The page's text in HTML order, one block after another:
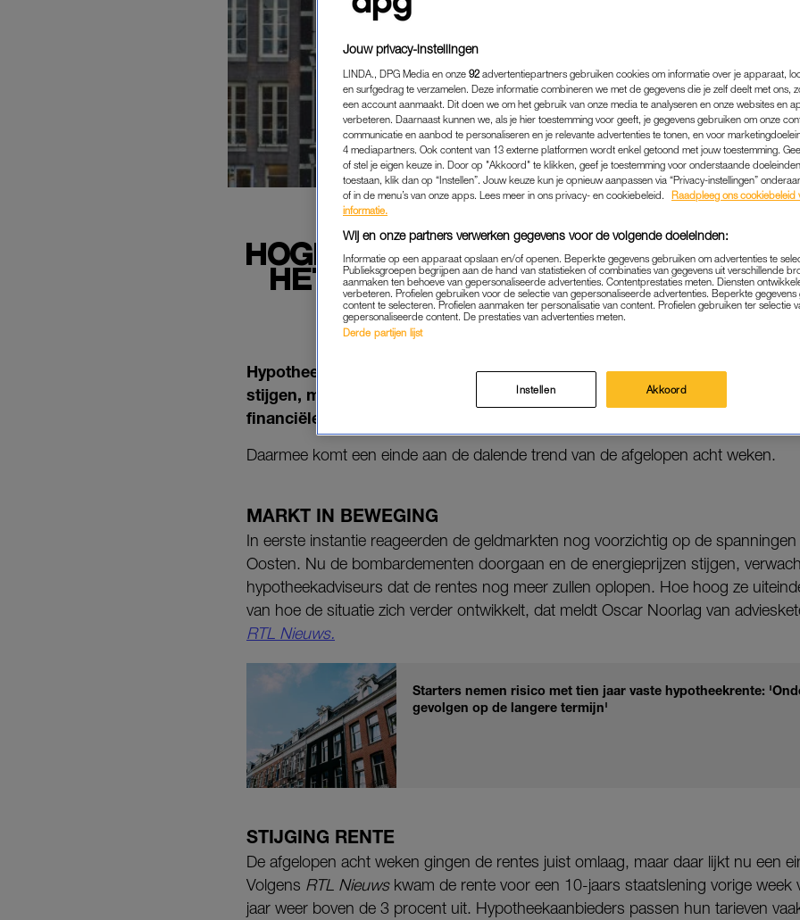
HOGERE HYPOTHEEKRENTE DOOR
HET MIDDEN-OOSTEN: HUIS
DUURDER
Hypotheekadviseurs verwachten dat de hypotheekrentes de komende
stijgen, meldt
. De oorlog in het Midden-Oosten zorgt voor
financiële markten.
Daarmee komt een einde aan de dalende trend van de afgelopen acht weken.
MARKT IN BEWEGING
In eerste instantie reageerden de geldmarkten nog voorzichtig op de
Oosten. Nu de bombardementen doorgaan en de energieprijzen stijgen,
hypotheekadviseurs dat de rentes nog meer zullen oplopen. Hoe hoog ze
van hoe de situatie zich verder ontwikkelt, dat meldt Oscar Noorlag van
RTL Nieuws.
Starters nemen risico met tien jaar vaste hypotheekrente:
gevolgen op de langere termijn'
STIJGING RENTE
De afgelopen acht weken gingen de rentes juist omlaag, maar daar lijkt nu een
Volgens RTL Nieuwskwam de rente voor een 10-jaars staatslening vorige week
jaar weer boven de 3 procent uit. Hypotheekaanbieders passen hun tarieven
Jouw privacy-instellingen
LINDA., DPG Media en onze 92 advertentiepartners gebruiken cookies om informatie over je apparaat,
en surfgedrag te verzamelen. Deze informatie combineren we met de gegevens die je zelf deelt met ons,
een account aanmaakt. Dit doen we om het gebruik van onze media te analyseren en onze websites en
verbeteren. Daarnaast kunnen we, als je hier toestemming voor geeft, je gegevens gebruiken om onze
communicatie en aanbod te personaliseren en je relevante advertenties te tonen, en voor
4 mediapartners. Ook content van 13 externe platformen wordt enkel getoond met jouw toestemming.
of stel je eigen keuze in. Door op "Akkoord" te klikken, geef je toestemming voor onderstaande
toestaan, klik dan op “Instellen”. Jouw keuze kun je opnieuw aanpassen via “Privacy-instellingen”
of in de menu’s van onze apps. Lees meer in ons privacy- en cookiebeleid.
Raadpleeg ons cookiebeleid
informatie.
Wij en onze partners verwerken gegevens voor de volgende doeleinden:
Informatie op een apparaat opslaan en/of openen. Beperkte gegevens gebruiken om advertenties te
Publieksgroepen begrijpen aan de hand van statistieken of combinaties van gegevens uit verschillende
aanmaken ten behoeve van gepersonaliseerde advertenties. Contentprestaties meten. Diensten
verbeteren. Profielen gebruiken voor de selectie van gepersonaliseerde advertenties. Beperkte
content te selecteren. Profielen aanmaken ter personalisatie van content. Profielen gebruiken ter selectie
gepersonaliseerde content. De prestaties van advertenties meten.
Derde partijen lijst
Instellen Akkoord